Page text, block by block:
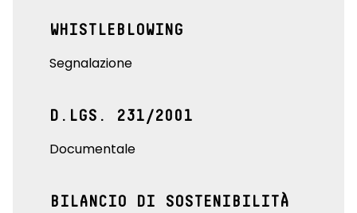
WHISTLEBLOWING
Segnalazione
D.LGS. 231/2001
Documentale
BILANCIO DI SOSTENIBILITÀ